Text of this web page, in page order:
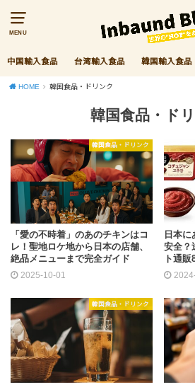
MENU
中国輸入食品 台湾輸入食品 韓国輸入食品
HOME 韓国食品・ドリンク
韓国食品・ド
韓国食品・ドリンク
「愛の不時着」のあのチキンはコ
レ！聖地ロケ地から日本の店舗、
絶品メニューまで完全ガイド
2025-10-01
日本
安全？
ト通販
韓国食品・ドリンク